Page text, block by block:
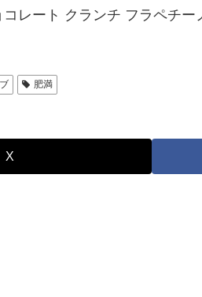
レート クランチ フラペチー
肥満
X